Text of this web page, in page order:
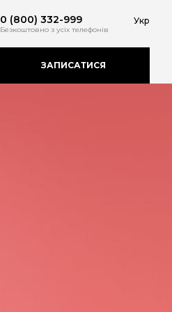
0 (800) 332-999
Безкоштовно з усіх телефонів
Укр
ЗАПИСАТИСЯ